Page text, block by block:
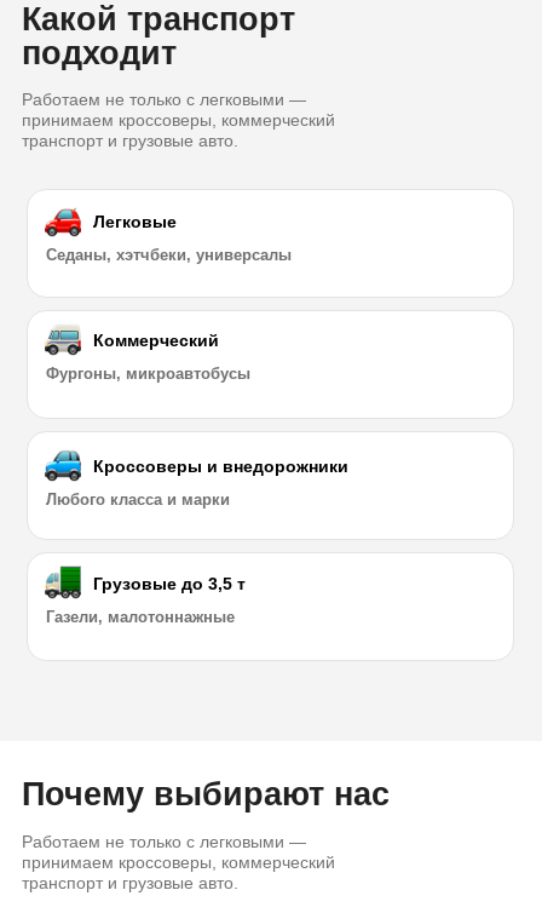
Какой транспорт
подходит
Работаем не только с легковыми —
принимаем кроссоверы, коммерческий
транспорт и грузовые авто.
Седаны, хэтчбеки, универсалы
Легковые
Любого класса и марки
Кроссоверы и внедорожники
Фургоны, микроавтобусы
Коммерческий
Газели, малотоннажные
Грузовые до 3,5 т
Почему выбирают нас
Работаем не только с легковыми —
принимаем кроссоверы, коммерческий
транспорт и грузовые авто.